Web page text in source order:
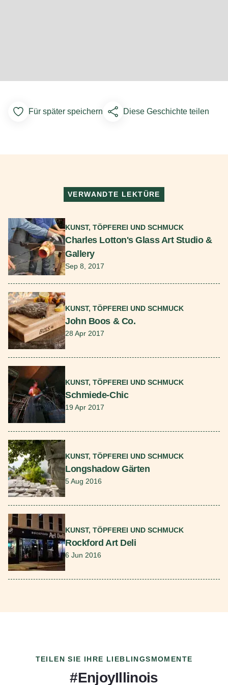
Add to Favorites
Für später speichern Diese Geschichte teilen
VERWANDTE LEKTÜRE
KUNST, TÖPFEREI UND SCHMUCK
Charles Lotton's Glass Art Studio &
Gallery
Sep 8, 2017
KUNST, TÖPFEREI UND SCHMUCK
John Boos & Co.
28 Apr 2017
KUNST, TÖPFEREI UND SCHMUCK
Schmiede-Chic
19 Apr 2017
KUNST, TÖPFEREI UND SCHMUCK
Longshadow Gärten
5 Aug 2016
KUNST, TÖPFEREI UND SCHMUCK
Rockford Art Deli
6 Jun 2016
TEILEN SIE IHRE LIEBLINGSMOMENTE
#EnjoyIllinois